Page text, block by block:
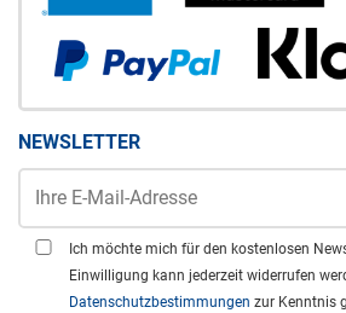
NEWSLETTER
Ich möchte mich für den kostenlosen
Einwilligung kann jederzeit widerrufen
Datenschutzbestimmungen zur Kenntnis